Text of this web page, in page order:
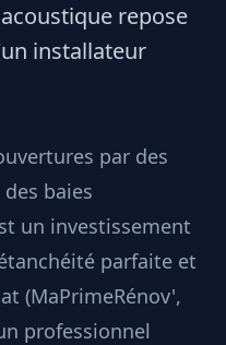
repose
installateur
par des
baies
un investissement
parfaite et
(MaPrimeRénov',
professionnel